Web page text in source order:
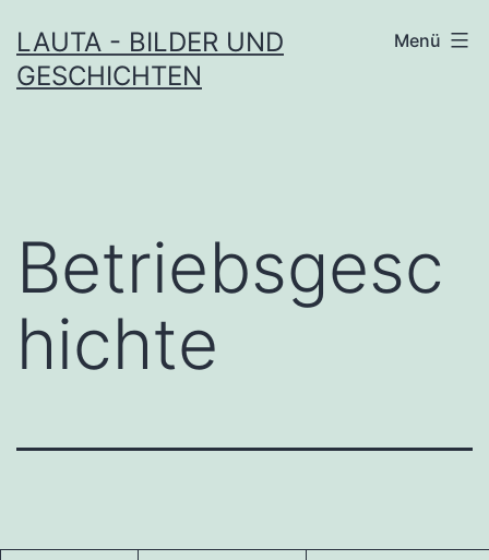
Inhalt
springen
LAUTA - BILDER UND
GESCHICHTEN
Menü
Betriebsgesc
hichte